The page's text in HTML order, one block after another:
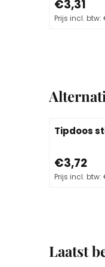
€3,31
Prijs incl. btw:
Tipdoos
Prijs: 3,72,
€3,72
Prijs incl. btw:
Laatst